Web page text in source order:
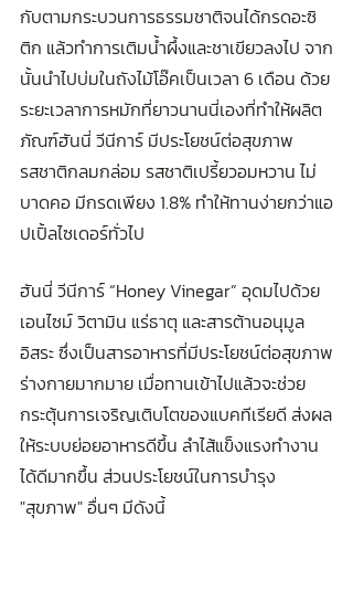
กับตามกระบวนการธรรมชาติจนได้กรดอะซิ
ติก แล้วทำการเติมน้ำผึ้งและชาเขียวลงไป จาก
นั้นนำไปบ่มในถังไม้โอ๊คเป็นเวลา 6 เดือน ด้วย
ระยะเวลาการหมักที่ยาวนานนี่เองที่ทำให้ผลิต
ภัณฑ์ฮันนี่ วีนีการ์ มีประโยชน์ต่อสุขภาพ
รสชาติกลมกล่อม รสชาติเปรี้ยวอมหวาน ไม่
บาดคอ มีกรดเพียง 1.8% ทำให้ทานง่ายกว่าแอ
ปเปิ้ลไซเดอร์ทั่วไป
ฮันนี่ วีนีการ์ “Honey Vinegar” อุดมไปด้วย
เอนไซม์ วิตามิน แร่ธาตุ และสารต้านอนุมูล
อิสระ ซึ่งเป็นสารอาหารที่มีประโยชน์ต่อสุขภาพ
ร่างกายมากมาย เมื่อทานเข้าไปแล้วจะช่วย
กระตุ้นการเจริญเติบโตของแบคทีเรียดี ส่งผล
ให้ระบบย่อยอาหารดีขึ้น ลำไส้แข็งแรงทำงาน
ได้ดีมากขึ้น ส่วนประโยชน์ในการบำรุง
"สุขภาพ" อื่นๆ มีดังนี้